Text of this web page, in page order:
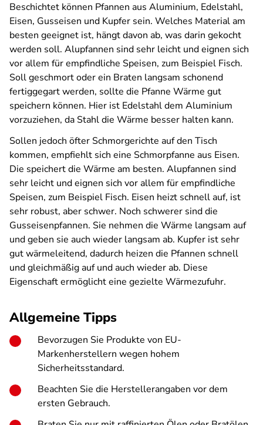
Beschichtet können Pfannen aus Aluminium, Edelstahl,
Eisen, Gusseisen und Kupfer sein. Welches Material am
besten geeignet ist, hängt davon ab, was darin gekocht
werden soll. Alupfannen sind sehr leicht und eignen sich
vor allem für empfindliche Speisen, zum Beispiel Fisch.
Soll geschmort oder ein Braten langsam schonend
fertiggegart werden, sollte die Pfanne Wärme gut
speichern können. Hier ist Edelstahl dem Aluminium
vorzuziehen, da Stahl die Wärme besser halten kann.
Sollen jedoch öfter Schmorgerichte auf den Tisch
kommen, empfiehlt sich eine Schmorpfanne aus Eisen.
Die speichert die Wärme am besten. Alupfannen sind
sehr leicht und eignen sich vor allem für empfindliche
Speisen, zum Beispiel Fisch. Eisen heizt schnell auf, ist
sehr robust, aber schwer. Noch schwerer sind die
Gusseisenpfannen. Sie nehmen die Wärme langsam auf
und geben sie auch wieder langsam ab. Kupfer ist sehr
gut wärmeleitend, dadurch heizen die Pfannen schnell
und gleichmäßig auf und auch wieder ab. Diese
Eigenschaft ermöglicht eine gezielte Wärmezufuhr.
Allgemeine Tipps
Bevorzugen Sie Produkte von EU-
Markenherstellern wegen hohem
Sicherheitsstandard.
Beachten Sie die Herstellerangaben vor dem
ersten Gebrauch.